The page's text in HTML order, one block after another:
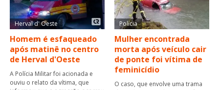
Herval d' Oeste
Homem é esfaqueado
após matinê no centro
de Herval d'Oeste
A Polícia Militar foi acionada e
ouviu o relato da vítima, que
Polícia
Mulher encontrada
morta após veículo cair
de ponte foi vítima de
feminicídio
O caso, que envolve uma trama